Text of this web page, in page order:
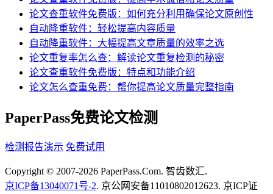
论文查重软件免费版：如何充分利用确保论文原创性
自动降重软件：轻松提高内容质量
自动降重软件：大幅提高文章质量的效率之选
论文重复率怎么查：解读论文重复检测的秘密
论文查重软件免费版：特点和功能介绍
论文怎么查重免费：帮你提高论文质量完整指南
PaperPass免费论文检测
检测报告演示 免费试用
Copyright © 2007-2026 PaperPass.Com. 智齿数汇.
京ICP备13040071号-2. 京公网安备11010802012623. 京ICP证